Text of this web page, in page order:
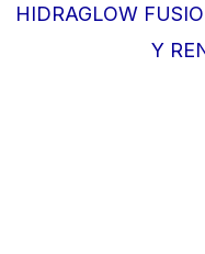
HIDRAGLOW
Y